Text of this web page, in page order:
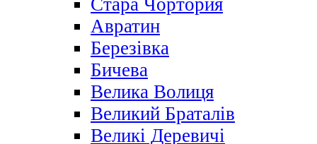
Стара Чортория
Авратин
Березівка
Бичева
Велика Волиця
Великий Браталів
Великі Деревичі